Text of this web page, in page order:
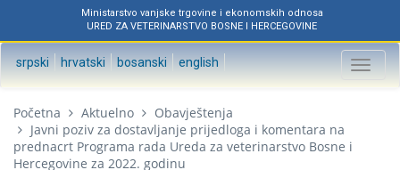
Ministarstvo vanjske trgovine i ekonomskih odnosa
URED ZA VETERINARSTVO BOSNE I HERCEGOVINE
srpski hrvatski bosanski english
Toggle
Početna Aktuelno
Obavještenja
Javni poziv za dostavljanje prijedloga i komentara na
prednacrt Programa rada Ureda za veterinarstvo Bosne i
Hercegovine za 2022. godinu